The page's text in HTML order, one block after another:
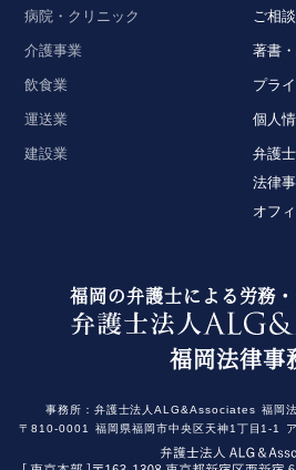
病院・クリニック
介護事業
飲食業
運送業
建設業
ご相
著書
プラ
個人
弁護
法律
オフ
福岡の弁護士による労務
福岡法律事
事務所： 弁護士法人ALG&Associates 福岡
〒810-0001
福岡県福岡市中央区天神1丁目1-1